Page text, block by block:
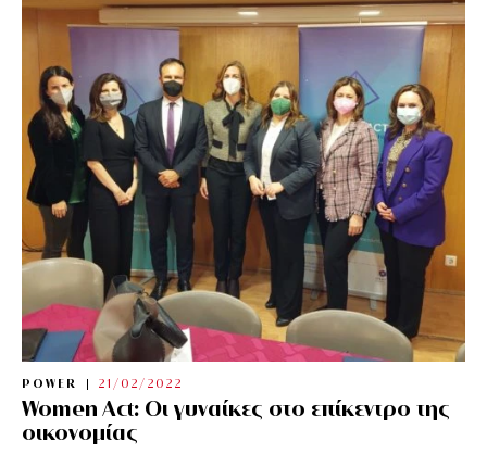
POWER 21/02/2022
Women Act: Οι γυναίκες στο επίκεντρο της
οικονομίας